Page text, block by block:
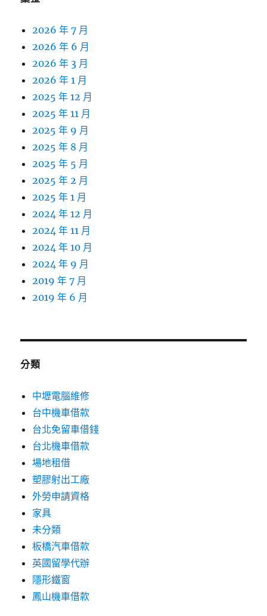
2026 年 7 月
2026 年 6 月
2026 年 3 月
2026 年 1 月
2025 年 12 月
2025 年 11 月
2025 年 9 月
2025 年 8 月
2025 年 5 月
2025 年 2 月
2025 年 1 月
2024 年 12 月
2024 年 11 月
2024 年 10 月
2024 年 9 月
2019 年 7 月
2019 年 6 月
分類
中壢電腦維修
台中機車借款
台北免留車借錢
台北機車借款
場地租借
塑膠射出工廠
外勞申請資格
家具
未分類
板橋汽車借款
英國留學代辦
隱形鐵窗
鳳山機車借款